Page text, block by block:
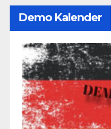
Demo Kalender